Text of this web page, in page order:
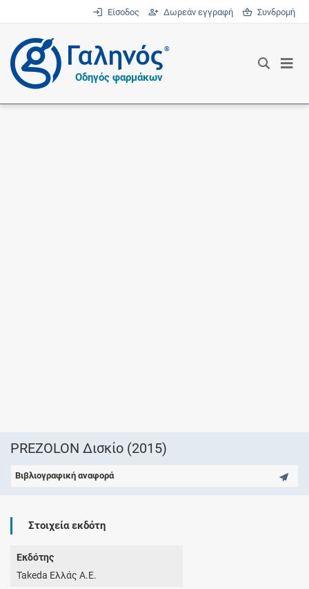
Είσοδος Δωρεάν εγγραφή Συνδρομή
®
Οδηγός φαρμάκων
PREZOLON Δισκίο (2015)
Βιβλιογραφική αναφορά
Στοιχεία εκδότη
Εκδότης
Takeda Ελλάς Α.Ε.